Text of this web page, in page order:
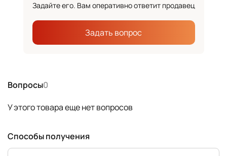
Вопросы0
У этого товара еще нет вопросов
Способы получения
Задайте его. Вам оперативно ответит продавец
Задать вопрос